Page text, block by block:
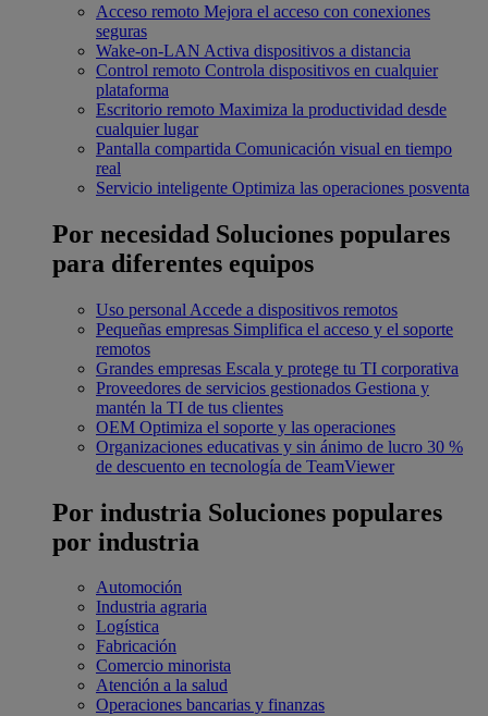
Acceso remoto Mejora el acceso con conexiones
seguras
Wake-on-LAN Activa dispositivos a distancia
Control remoto Controla dispositivos en cualquier
plataforma
Escritorio remoto Maximiza la productividad desde
cualquier lugar
Pantalla compartida Comunicación visual en tiempo
real
Servicio inteligente Optimiza las operaciones posventa
Por necesidad Soluciones populares
para diferentes equipos
Uso personal Accede a dispositivos remotos
Pequeñas empresas Simplifica el acceso y el soporte
remotos
Grandes empresas Escala y protege tu TI corporativa
Proveedores de servicios gestionados Gestiona y
mantén la TI de tus clientes
OEM Optimiza el soporte y las operaciones
Organizaciones educativas y sin ánimo de lucro 30 %
de descuento en tecnología de TeamViewer
Por industria Soluciones populares
por industria
Automoción
Industria agraria
Logística
Fabricación
Comercio minorista
Atención a la salud
Operaciones bancarias y finanzas